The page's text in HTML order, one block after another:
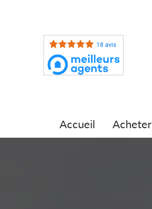
18 avis
accueil acheter